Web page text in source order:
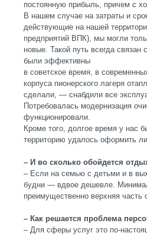
постоянную прибыль, причем с
В нашем случае на затраты и
действующие на нашей
предприятий ВПК), мы могли
новые. Такой путь всегда
были эффективны
в советское время, в
корпуса пионерского лагеря
сделали, — снабдили все
Потребовалась модернизация
функционировали.
Кроме того, долгое время у нас
территорию удалось оформить
– И во сколько обойдется
– Если на семью с детьми и в
будни — вдвое дешевле.
преимущественно верхняя часть
– Как решается проблема
– Для сферы услуг это по-